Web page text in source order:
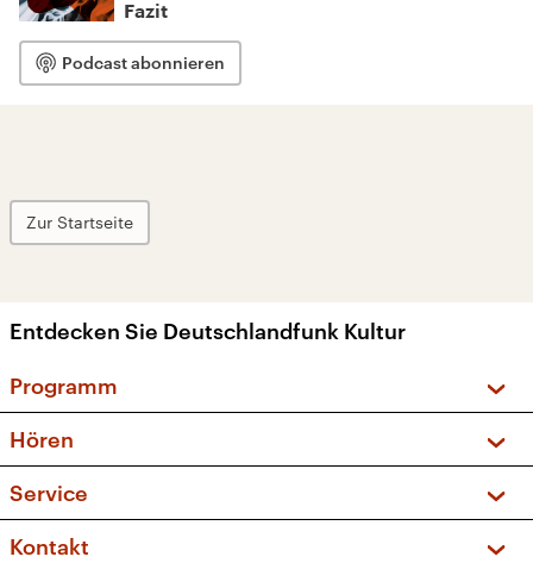
Fazit
Podcast abonnieren
Zur Startseite
Entdecken Sie Deutschlandfunk Kultur
Programm
Sendungen und Podcasts
Musikliste
Kakadu – Das Kinderprogramm
Hören
Frequenzen (UKW + DAB+)
Service
FAQ
Kontakt